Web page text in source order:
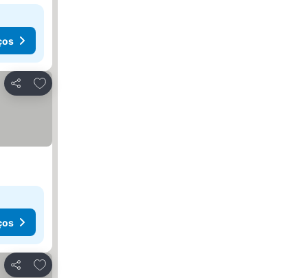
Partilhar
Adicionar aos favoritos
Partilhar
Adicionar aos favoritos